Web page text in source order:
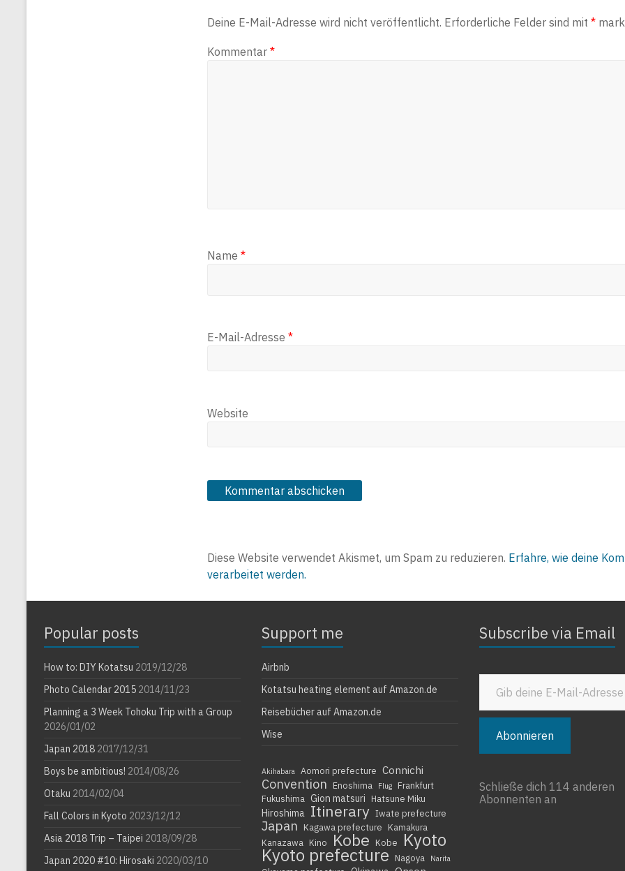
Deine E-Mail-Adresse wird nicht veröffentlicht. Erforderliche Felder sind mit *
Kommentar *
Name *
E-Mail-Adresse *
Website
Diese Website verwendet Akismet, um Spam zu reduzieren. Erfahre, wie deine
verarbeitet werden.
Popular posts
How to: DIY Kotatsu 2019/12/28
Photo Calendar 2015 2014/11/23
Planning a 3 Week Tohoku Trip with a Group
2026/01/02
Japan 2018 2017/12/31
Boys be ambitious! 2014/08/26
Otaku 2014/02/04
Fall Colors in Kyoto 2023/12/12
Asia 2018 Trip – Taipei 2018/09/28
Japan 2020 #10: Hirosaki 2020/03/10
Support me
Airbnb
Kotatsu heating element auf Amazon.de
Reisebücher auf Amazon.de
Wise
Akihabara Aomori prefecture Connichi
Convention Enoshima Flug
Frankfurt
Fukushima Gion matsuri Hatsune Miku
Hiroshima Itinerary Iwate prefecture
Japan Kagawa prefecture
Kamakura
Kanazawa
Kino Kobe Kobe Kyoto
Kyoto prefecture Nagoya Narita
Subscribe via Email
Gib deine E-Mail-Adresse ein ...
Abonnieren
Schließe dich 114 anderen
Abonnenten an